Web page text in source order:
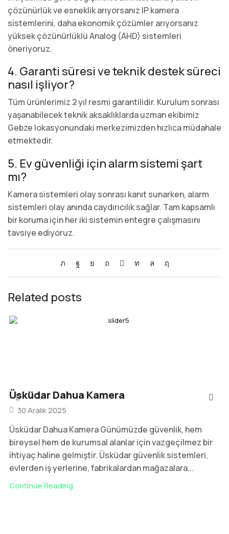
çözünürlük ve esneklik arıyorsanız IP kamera
sistemlerini, daha ekonomik çözümler arıyorsanız
yüksek çözünürlüklü Analog (AHD) sistemleri
öneriyoruz.
4. Garanti süresi ve teknik destek süreci
nasıl işliyor?
Tüm ürünlerimiz 2 yıl resmi garantilidir. Kurulum sonrası
yaşanabilecek teknik aksaklıklarda uzman ekibimiz
Gebze lokasyonundaki merkezimizden hızlıca müdahale
etmektedir.
5. Ev güvenliği için alarm sistemi şart
mı?
Kamera sistemleri olay sonrası kanıt sunarken, alarm
sistemleri olay anında caydırıcılık sağlar. Tam kapsamlı
bir koruma için her iki sistemin entegre çalışmasını
tavsiye ediyoruz.
Related posts
Üsküdar Dahua Kamera
30 Aralık 2025
Üsküdar Dahua Kamera Günümüzde güvenlik, hem
bireysel hem de kurumsal alanlar için vazgeçilmez bir
ihtiyaç haline gelmiştir. Üsküdar güvenlik sistemleri,
evlerden iş yerlerine, fabrikalardan mağazalara...
Continue Reading